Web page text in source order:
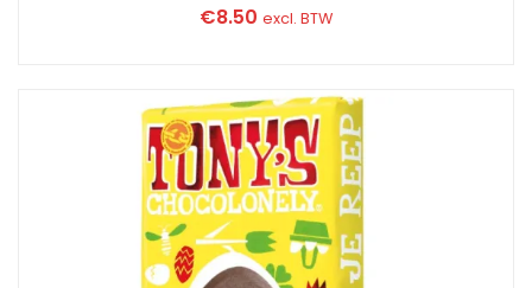
€8.50 excl. BTW